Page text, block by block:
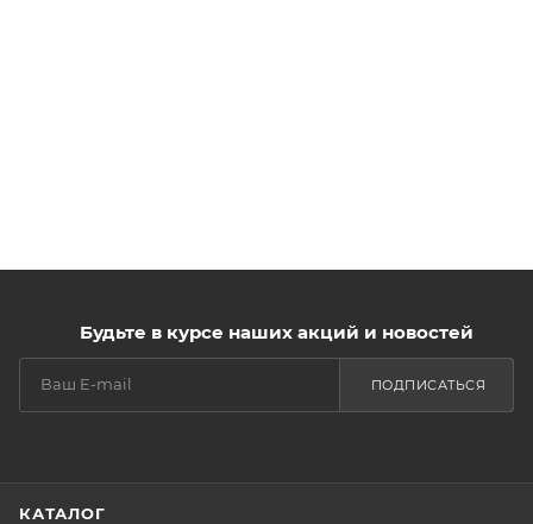
Будьте в курсе наших акций и новостей
ПОДПИСАТЬСЯ
КАТАЛОГ